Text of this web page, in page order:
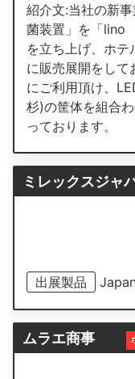
紹介文:当社の新
菌装置」を「lino
を立ち上げ、ホ
に販売展開をして
にご利用頂け、
杉)の筐体を組合
っております。
ミレックスジャ
出展製品
ムラエ商事